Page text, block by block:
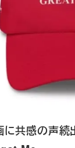
に共感の声